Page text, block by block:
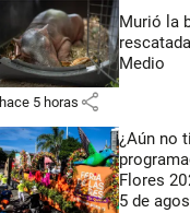
Murió la
Medio
hace 5 horas share
¿Aún no
Flores
5 de